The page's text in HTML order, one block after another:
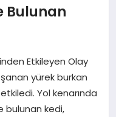
Bulunan
Etkileyen Olay
yürek burkan
Yol kenarında
bulunan kedi,